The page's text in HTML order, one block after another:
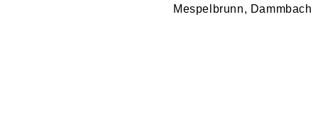
Mespelbrunn, Dammbach